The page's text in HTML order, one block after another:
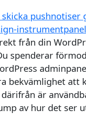
pushnotiser
från din
spenderar
bekvämlighet att
är
av hur det ser